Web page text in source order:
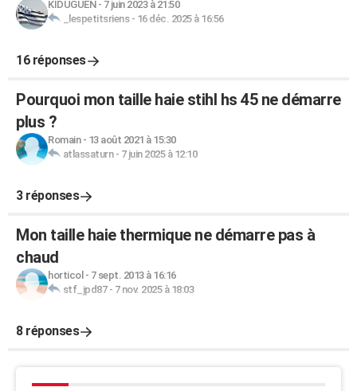
KIDUGUEN- 7 juin 2023 à 21:50
_lespetitsriens- 16 déc. 2025 à 16:56
16 réponses
Pourquoi mon taille haie stihl hs 45 ne démarre
plus ?
Romain- 13 août 2021 à 15:30
atlassaturn- 7 juin 2025 à 12:10
3 réponses
Mon taille haie thermique ne démarre pas à
chaud
horticol - 7 sept. 2013 à 16:16
stf_jpd87- 7 nov. 2025 à 18:03
8 réponses